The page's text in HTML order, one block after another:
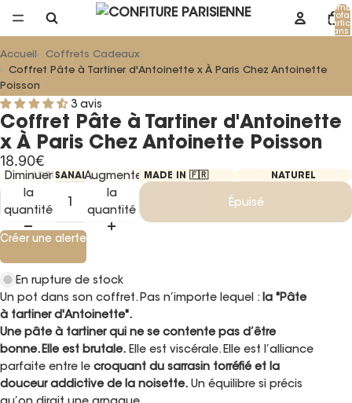
total
dans
Accueil
Coffrets Cadeaux
Coffret Pâte à Tartiner d'Antoinette x À Paris Chez Antoinette
Poisson
3 avis
Coffret Pâte à Tartiner d'Antoinette
x À Paris Chez Antoinette Poisson
18.90€
ARTISANAL MADE IN 🇫🇷 NATUREL
Diminuer
la
quantité
Augmenter
la
quantité
Épuisé
Créer une alerte
En rupture de stock
Un pot dans son coffret. Pas n’importe lequel :la "Pâte
à tartiner d'Antoinette".
Une pâte à tartiner qui ne se contente pas d’être
bonne. Elle est brutale. Elle est viscérale. Elle est l’alliance
parfaite entre le croquant du sarrasin torréfié et la
douceur addictive de la noisette. Un équilibre si précis